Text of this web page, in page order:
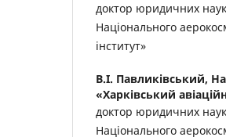
доктор юридичних
Національного
інститут»
В.І. Павликівський,
«Харківський
доктор юридичних
Національного